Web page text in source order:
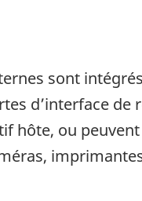
sont
d’interface de
hôte, ou